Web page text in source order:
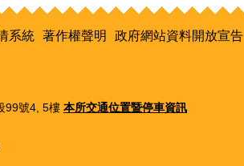
系統 著作權聲明 政府網站資料開放宣告
99號4, 5樓 本所交通位置暨停車資訊